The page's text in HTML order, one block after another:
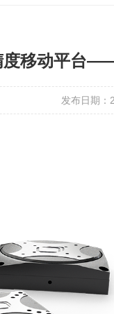
度移动平台
发布日期